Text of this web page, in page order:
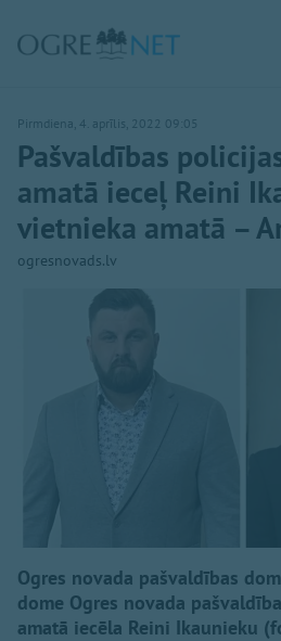
Pirmdiena, 4. aprīlis, 2022 09:05
Pašvaldības
amatā ieceļ Reini
vietnieka amatā –
ogresnovads.lv
Ogres novada pašvaldības
dome Ogres novada
amatā iecēla Reini Ikaunieku